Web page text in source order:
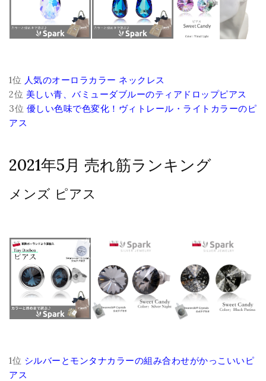
1位 人気のオーロラカラー ネックレス
2位 美しい青、バミューダブルーのティアドロップピアス
3位 優しい色味で色変化！ヴィトレール・ライトカラーのピ
アス
2021年5月 売れ筋ランキング
メンズ ピアス
1位 シルバーとモンタナカラーの組み合わせがかっこいいピ
アス